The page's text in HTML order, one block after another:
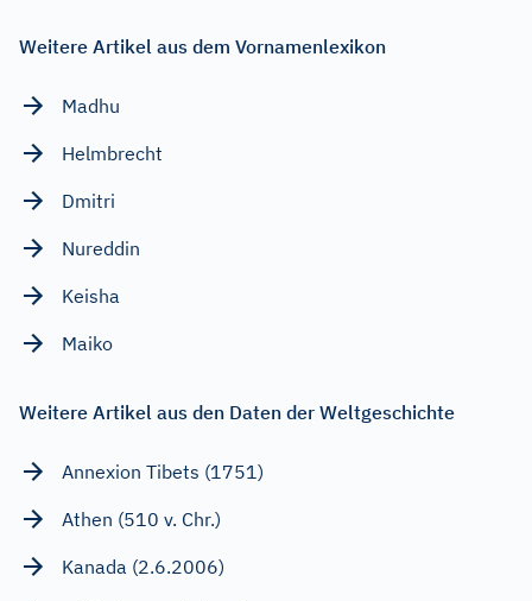
Weitere Artikel aus dem Vornamenlexikon
Madhu
Helmbrecht
Dmitri
Nureddin
Keisha
Maiko
Weitere Artikel aus den Daten der Weltgeschichte
Annexion Tibets (1751)
Athen (510 v. Chr.)
Kanada (2.6.2006)